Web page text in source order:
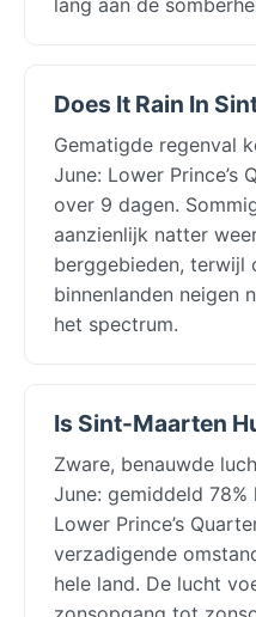
Does It Rain In
Gematigde regenval
June: Lower Prince’s
over 9 dagen.
aanzienlijk natter
berggebieden, terwijl
binnenlanden neigen
het spectrum.
Is Sint-Maarten
Zware, benauwde
June: gemiddeld
Lower Prince’s
verzadigende
hele land. De lucht